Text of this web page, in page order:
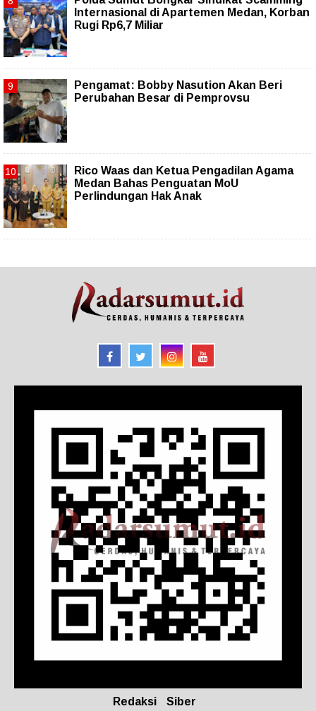
Internasional di Apartemen Medan, Korban
Rugi Rp6,7 Miliar
Pengamat: Bobby Nasution Akan Beri
Perubahan Besar di Pemprovsu
Rico Waas dan Ketua Pengadilan Agama
Medan Bahas Penguatan MoU
Perlindungan Hak Anak
Redaksi Siber